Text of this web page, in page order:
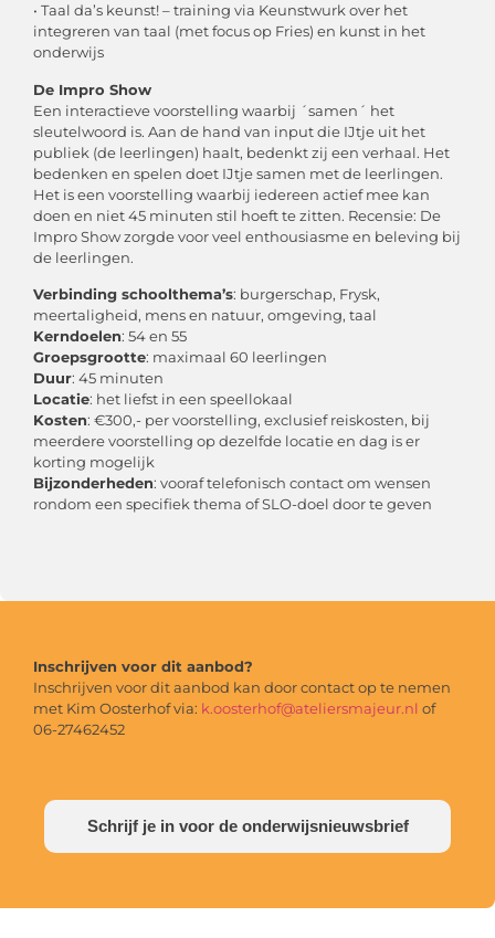
• Taal da’s keunst! – training via Keunstwurk over het
integreren van taal (met focus op Fries) en kunst in het
onderwijs
De Impro Show
Een interactieve voorstelling waarbij ´samen´ het
sleutelwoord is. Aan de hand van input die IJtje uit het
publiek (de leerlingen) haalt, bedenkt zij een verhaal. Het
bedenken en spelen doet IJtje samen met de leerlingen.
Het is een voorstelling waarbij iedereen actief mee kan
doen en niet 45 minuten stil hoeft te zitten. Recensie: De
Impro Show zorgde voor veel enthousiasme en beleving bij
de leerlingen.
Verbinding schoolthema’s: burgerschap, Frysk,
meertaligheid, mens en natuur, omgeving, taal
Kerndoelen: 54 en 55
Groepsgrootte: maximaal 60 leerlingen
Duur: 45 minuten
Locatie: het liefst in een speellokaal
Kosten: €300,- per voorstelling, exclusief reiskosten, bij
meerdere voorstelling op dezelfde locatie en dag is er
korting mogelijk
Bijzonderheden: vooraf telefonisch contact om wensen
rondom een specifiek thema of SLO-doel door te geven
Inschrijven voor dit aanbod?
Inschrijven voor dit aanbod kan door contact op te nemen
met Kim Oosterhof via: k.oosterhof@ateliersmajeur.nl of
06-27462452
Schrijf je in voor de onderwijsnieuwsbrief